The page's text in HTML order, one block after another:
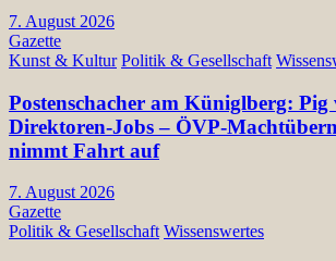
7. August 2026
Gazette
Kunst & Kultur Politik & Gesellschaft
Postenschacher am Küniglberg: Pig
Direktoren-Jobs – ÖVP-
nimmt Fahrt auf
7. August 2026
Gazette
Politik & Gesellschaft Wissenswertes